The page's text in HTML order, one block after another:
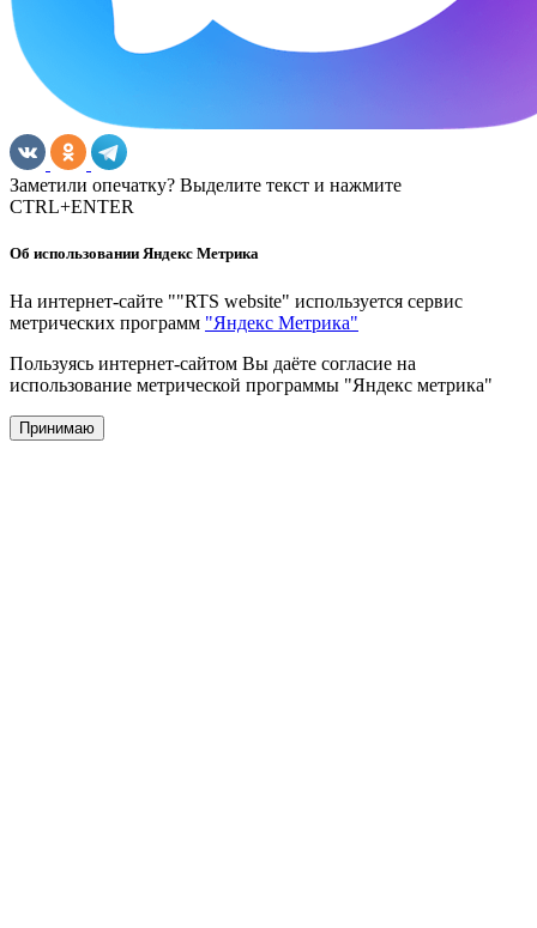
Заметили опечатку? Выделите текст и нажмите
CTRL+ENTER
Об использовании Яндекс Метрика
На интернет-сайте ""RTS website" используется сервис
метрических программ "Яндекс Метрика"
Пользуясь интернет-сайтом Вы даёте согласие на
использование метрической программы "Яндекс метрика"
Принимаю